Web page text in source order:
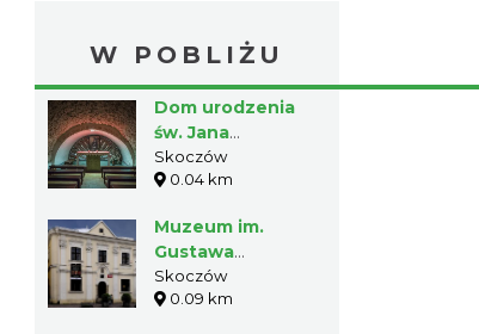
W POBLIŻU
Dom urodzenia
św. Jana
Sarkandra –
Muzeum w
Skoczów
0.04 km
Muzeum im.
Gustawa
Morcinka w
Skoczowie
Skoczów
0.09 km